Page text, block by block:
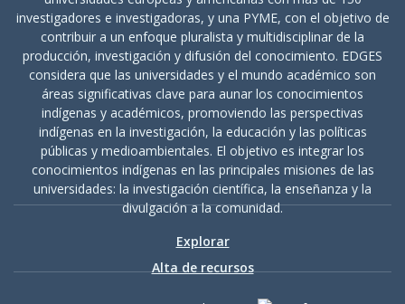
investigadores e investigadoras, y una PYME, con el objetivo de
contribuir a un enfoque pluralista y multidisciplinar de la
producción, investigación y difusión del conocimiento. EDGES
considera que las universidades y el mundo académico son
áreas significativas clave para aunar los conocimientos
indígenas y académicos, promoviendo las perspectivas
indígenas en la investigación, la educación y las políticas
públicas y medioambientales. El objetivo es integrar los
conocimientos indígenas en las principales misiones de las
universidades: la investigación científica, la enseñanza y la
divulgación a la comunidad.
Explorar
Alta de recursos